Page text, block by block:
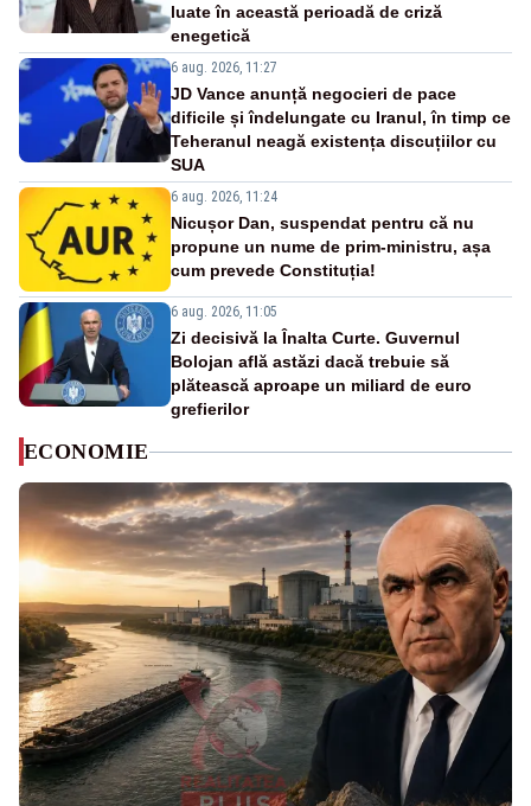
luate în această perioadă de criză
enegetică
6 aug. 2026, 11:27
JD Vance anunță negocieri de pace
dificile și îndelungate cu Iranul, în timp ce
Teheranul neagă existența discuțiilor cu
SUA
6 aug. 2026, 11:24
Nicușor Dan, suspendat pentru că nu
propune un nume de prim-ministru, așa
cum prevede Constituția!
6 aug. 2026, 11:05
Zi decisivă la Înalta Curte. Guvernul
Bolojan află astăzi dacă trebuie să
plătească aproape un miliard de euro
grefierilor
ECONOMIE